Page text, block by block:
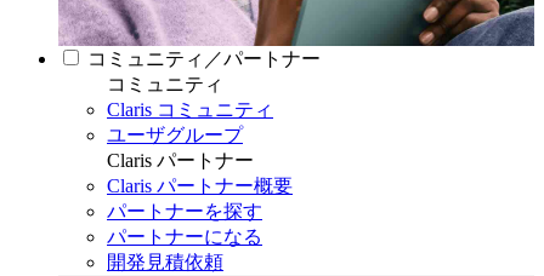
コミュニティ／パートナー
コミュニティ
Claris コミュニティ
ユーザグループ
Claris パートナー
Claris パートナー概要
パートナーを探す
パートナーになる
開発見積依頼